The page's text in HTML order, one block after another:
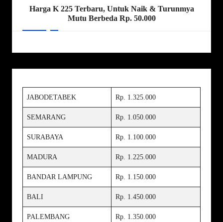
Harga K 225 Terbaru, Untuk Naik & Turunmya
Mutu Berbeda Rp. 50.000
JABODETABEK Rp. 1.325.000
SEMARANG Rp. 1.050.000
SURABAYA Rp. 1.100.000
MADURA Rp. 1.225.000
BANDAR LAMPUNG Rp. 1.150.000
BALI Rp. 1.450.000
PALEMBANG Rp. 1.350.000